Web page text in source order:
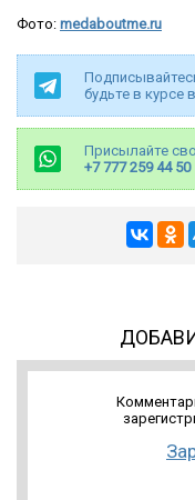
Фото: medaboutme.ru
будьте в курсе
Присылайте
+7 777 259 44 50